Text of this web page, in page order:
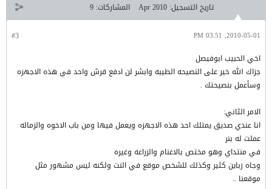
تاريخ التسجيل: Apr 2010 المشاركات: 9
#3 2010-05-01, 03:51 PM
اخي الحبيب ابوفيصل
جزاك الله خير على النصيحه الطيبه وابشر لن ادفع قرش واحد في هذه الاجهزه
وسأعمل بنصيحتك .
الامر الثاني:
انا عندي صديق يمتلك احد هذه الاجهزه ويعمل فيها ومن باب الاخوه والزماله
عملت له بنر
في منتداي وهو مختص بالاغنام والزراعه وغيره
وجاه زباين كثير وكذلك للشخص موقع في النت ولكنه ليس مشهور مثل
موقعنا ..